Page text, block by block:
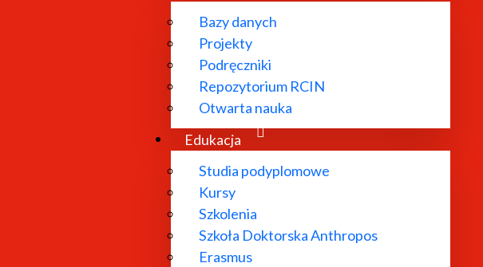
Bazy danych
Projekty
Podręczniki
Repozytorium RCIN
Otwarta nauka
Edukacja
Studia podyplomowe
Kursy
Szkolenia
Szkoła Doktorska Anthropos
Erasmus